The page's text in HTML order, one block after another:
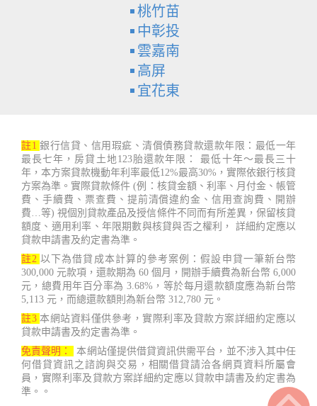
桃竹苗
中彰投
雲嘉南
高屏
宜花東
註1 銀行信貸、信用瑕疵、清償債務貸款還款年限：最低一年
最長七年，房貸土地123胎還款年限： 最低十年～最長三十
年，本方案貸款機動年利率最低12%最高30%，實際依銀行核貸
方案為準。實際貸款條件 (例：核貸金額、利率、月付金、帳管
費、手續費、票查費、提前清償違約金、信用查詢費、開辦
費…等) 視個別貸款產品及授信條件不同而有所差異，保留核貸
額度、適用利率、年限期數與核貸與否之權利， 詳細約定應以
貸款申請書及約定書為準。
註2 以下為借貸成本計算的參考案例：假設申貸一筆新台幣
300,000 元款項，還款期為 60 個月，開辦手續費為新台幣 6,000
元，總費用年百分率為 3.68%，等於每月還款額度應為新台幣
5,113 元，而總還款額則為新台幣 312,780 元。
註3 本網站資料僅供參考，實際利率及貸款方案詳細約定應以
貸款申請書及約定書為準。
免責聲明：
本網站僅提供借貸資訊供需平台，並不涉入其中任
何借貸資訊之諮詢與交易，相關借貸請洽各網頁資料所屬會
員，實際利率及貸款方案詳細約定應以貸款申請書及約定書為
準。。